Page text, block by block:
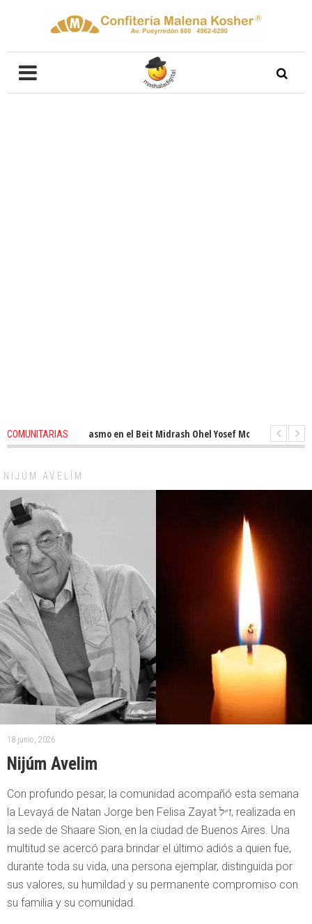
COMUNITARIAS
entusiasmo en el Beit Midrash Ohel Yosef Moshe 1 months ago
NIJÚM AVELÍM
18 junio, 2026
Nijúm Avelim
Con profundo pesar, la comunidad acompañó esta semana
la Levayá de Natan Jorge ben Felisa Zayat ז״ל, realizada en
la sede de Shaare Sion, en la ciudad de Buenos Aires. Una
multitud se acercó para brindar el último adiós a quien fue,
durante toda su vida, una persona ejemplar, distinguida por
sus valores, su humildad y su permanente compromiso con
su familia y su comunidad.